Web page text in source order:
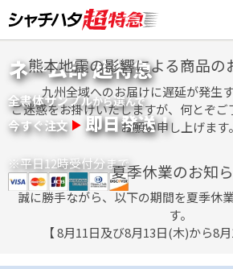
to
content
ネーム印 超特急
全書体サンプルから選んで
今すぐ注文 即日発送！
※平日12時受付分まで
熊本地震の影響による商品の
九州全域へのお届けに遅延が発生
ご迷惑をお掛けいたしますが、何とぞご
お願い申し上げます。
夏季休業のお知
誠に勝手ながら、以下の期間を夏季休
す。
【 8月11日及び8月13日(木)から8月